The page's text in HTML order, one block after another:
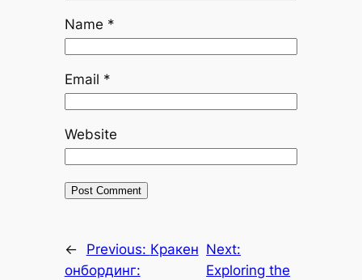
Name *
Email *
Website
← Previous: Кракен
онбординг:
Next:
Exploring the